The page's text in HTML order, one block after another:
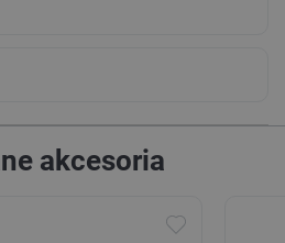
akcesoria